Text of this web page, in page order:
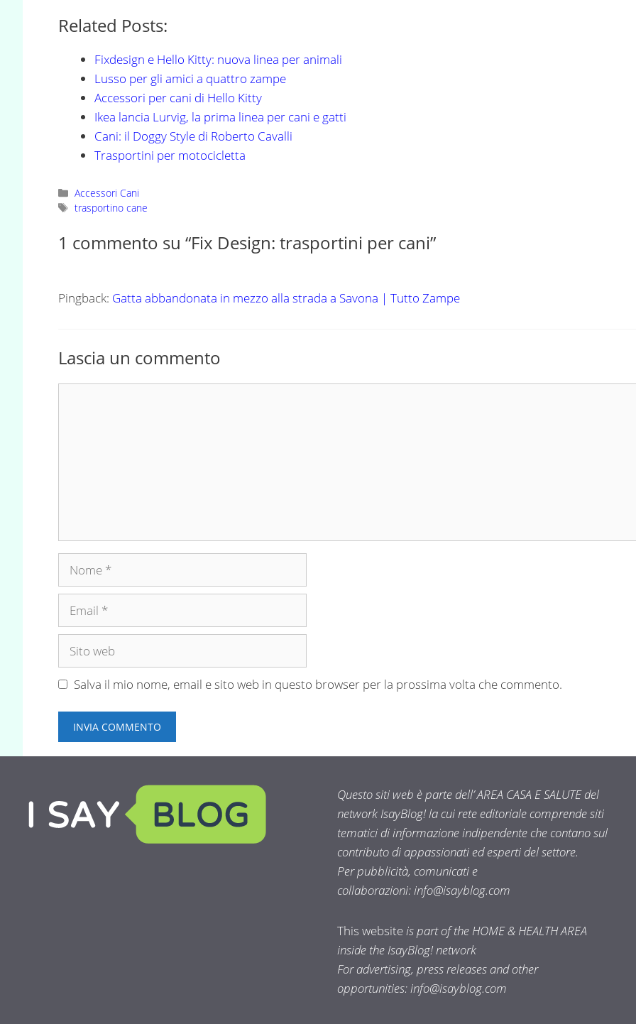
Related Posts:
Fixdesign e Hello Kitty: nuova linea per animali
Lusso per gli amici a quattro zampe
Accessori per cani di Hello Kitty
Ikea lancia Lurvig, la prima linea per cani e gatti
Cani: il Doggy Style di Roberto Cavalli
Trasportini per motocicletta
Categorie
Accessori Cani
Tag
trasportino cane
1 commento su “Fix Design: trasportini per cani”
Pingback: Gatta abbandonata in mezzo alla strada a Savona | Tutto Zampe
Lascia un commento
Nome
Email
Sito
Salva il mio nome, email e sito web in questo browser per la prossima volta che commento.
Questo siti web è parte dell’ AREA CASA E SALUTE del
network IsayBlog! la cui rete editoriale comprende siti
tematici di informazione indipendente che contano sul
contributo di appassionati ed esperti del settore.
Per pubblicità, comunicati e
collaborazioni:info@isayblog.com
This websiteis part of the HOME & HEALTH AREA
inside the IsayBlog! network
For advertising, press releases and other
opportunities:info@isayblog.com